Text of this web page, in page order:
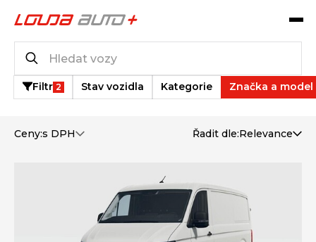
Filtr 2 Stav vozidla Kategorie Značka a model
Ceny:s DPH Řadit dle:Relevance